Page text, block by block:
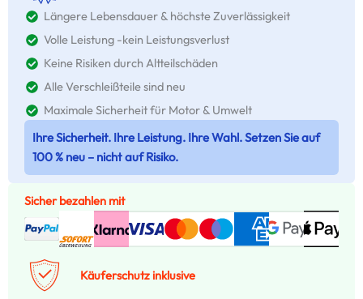
Längere Lebensdauer & höchste Zuverlässigkeit
Volle Leistung -kein Leistungsverlust
Keine Risiken durch Altteilschäden
Alle Verschleißteile sind neu
Maximale Sicherheit für Motor & Umwelt
Ihre Sicherheit. Ihre Leistung. Ihre Wahl. Setzen Sie auf
100 % neu – nicht auf Risiko.
Sicher bezahlen mit
Käuferschutz inklusive